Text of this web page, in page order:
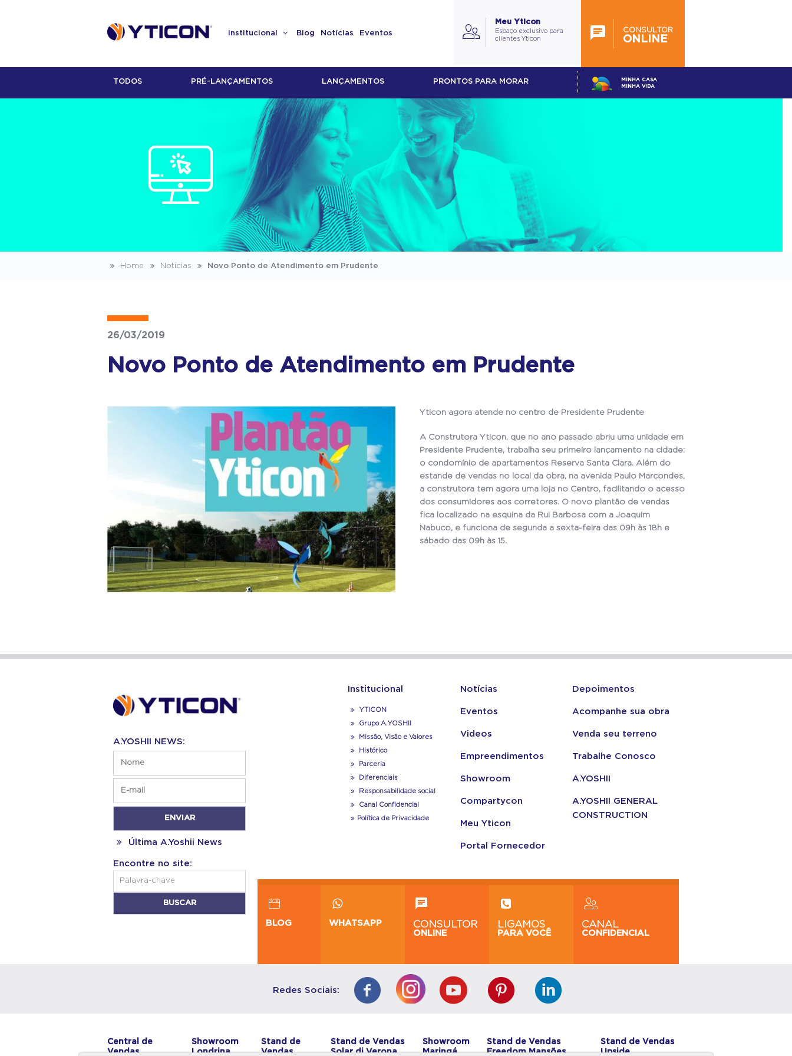
Institucional Blog Notícias Eventos
Meu Yticon
Espaço exclusivo para
clientes Yticon
CONSULTOR
ONLINE
TODOS PRÉ-LANÇAMENTOS LANÇAMENTOS PRONTOS PARA MORAR
MINHA CASA
MINHA VIDA
Home Notícias Novo Ponto de Atendimento em Prudente
26/03/2019
Novo Ponto de Atendimento em Prudente
Yticon agora atende no centro de Presidente Prudente
A Construtora Yticon, que no ano passado abriu uma unidade em
Presidente Prudente, trabalha seu primeiro lançamento na cidade:
o condomínio de apartamentos Reserva Santa Clara. Além do
estande de vendas no local da obra, na avenida Paulo Marcondes,
a construtora tem agora uma loja no Centro, facilitando o acesso
dos consumidores aos corretores. O novo plantão de vendas
fica localizado na esquina da Rui Barbosa com a Joaquim
Nabuco, e funciona de segunda a sexta-feira das 09h às 18h e
sábado das 09h às 15.
A.YOSHII NEWS:
Última A.Yoshii News
Encontre no site:
Institucional
YTICON
Grupo A.YOSHII
Missão, Visão e Valores
Histórico
Parceria
Diferenciais
Responsabilidade social
Canal Confidencial
Política de Privacidade
Notícias
Eventos
Videos
Empreendimentos
Showroom
Compartycon
Meu Yticon
Portal Fornecedor
Depoimentos
Acompanhe sua obra
Venda seu terreno
Trabalhe Conosco
A.YOSHII
A.YOSHII GENERAL
CONSTRUCTION
BLOG WHATSAPP CONSULTOR
ONLINE
LIGAMOS
PARA VOCÊ
CANAL
CONFIDENCIAL
Redes Sociais:
Central de
Vendas
Showroom
Londrina
Stand de
Vendas
Stand de Vendas
Solar di Verona
Showroom
Maringá
Stand de Vendas
Freedom Mansões
Stand de Vendas
Upside